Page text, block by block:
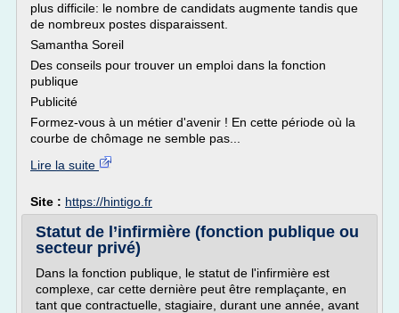
plus difficile: le nombre de candidats augmente tandis que
de nombreux postes disparaissent.
Samantha Soreil
Des conseils pour trouver un emploi dans la fonction
publique
Publicité
Formez-vous à un métier d'avenir ! En cette période où la
courbe de chômage ne semble pas...
Lire la suite
Site : https://hintigo.fr
Statut de l’infirmière (fonction publique ou
secteur privé)
Dans la fonction publique, le statut de l'infirmière est
complexe, car cette dernière peut être remplaçante, en
tant que contractuelle, stagiaire, durant une année, avant